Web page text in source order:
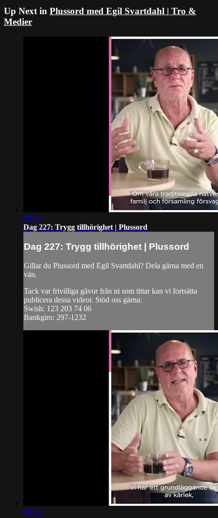
Up Next in Plussord med Egil Svartdahl | Tro &
Medier
00:59
Dag 227: Trygg tillhörighet | Plussord
Dag 227: Trygg tillhörighet | Plussord
Gillar du Plussord med Egil Svartdahl? Dela gärna med en
vän.
Tack var frivilliga gåvor från ni som tittar kan vi fortsätta
publicera dessa videor. Stöd oss gärna:
Swish: 123 203 74 06
Bankgiro: 297-1232
00:59